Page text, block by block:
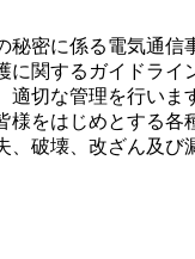
密に係る電気通信
関するガイドライ
適切な管理を行いま
をはじめとする各
、破壊、改ざん及